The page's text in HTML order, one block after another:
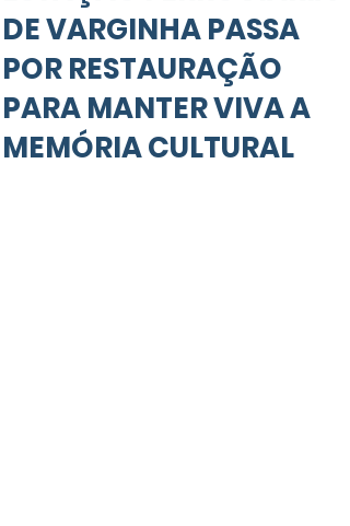
DE VARGINHA PASSA
POR RESTAURAÇÃO
PARA MANTER VIVA A
MEMÓRIA CULTURAL